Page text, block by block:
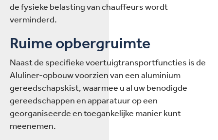
de fysieke belasting van chauffeurs wordt
verminderd.
Ruime opbergruimte
Naast de specifieke voertuigtransportfuncties is de
Aluliner-opbouw voorzien van een aluminium
gereedschapskist, waarmee u al uw benodigde
gereedschappen en apparatuur op een
georganiseerde en toegankelijke manier kunt
meenemen.